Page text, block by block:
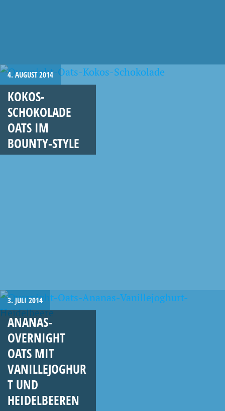
4. AUGUST 2014
KOKOS-
SCHOKOLADE
OATS IM
BOUNTY-STYLE
3. JULI 2014
ANANAS-
OVERNIGHT
OATS MIT
VANILLEJOGHUR
T UND
HEIDELBEEREN